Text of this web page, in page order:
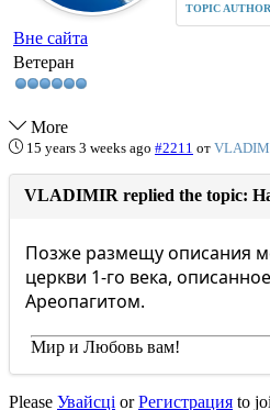
TOPIC AUTHOR
Вне сайта
Ветеран
More
15 years 3 weeks ago #2211 от
VLADIMIR replied the topic:
Позже размещу описания
церкви 1-го века,
Ареопагитом.
Мир и Любовь вам!
Please Увайсці orРегистрация to